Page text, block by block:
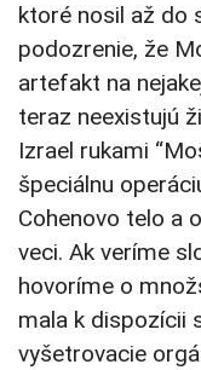
ktoré nosil až do
podozrenie, že
artefakt na
teraz neexistujú
Izrael rukami
špeciálnu
Cohenovo telo a
veci. Ak veríme
hovoríme o
mala k dispozícii
vyšetrovacie